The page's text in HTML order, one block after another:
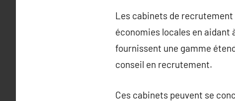
Les cabinets de recrutement
économies locales en aidant
fournissent une gamme
conseil en recrutement.
Ces cabinets peuvent se